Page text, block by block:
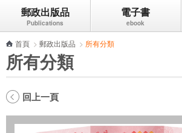
跳到主要內容區塊
郵政出版品 電子書
首頁 > 郵政出版品 > 所有分類
所有分類
回上一頁